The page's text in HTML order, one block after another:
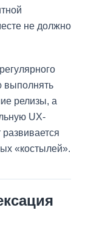
не должно
выполнять
релизы, а
UX-
«костылей».